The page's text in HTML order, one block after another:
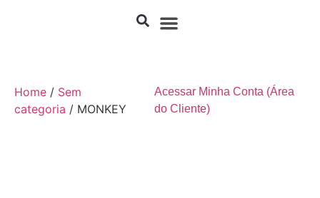
Home / Sem
categoria / MONKEY
Acessar Minha Conta (Área
do Cliente)